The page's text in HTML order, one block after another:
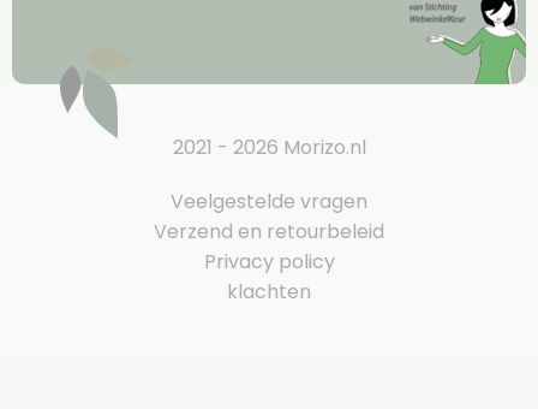
2021 - 2026 Morizo.nl
Veelgestelde vragen
Verzend en retourbeleid
Privacy policy
klachten